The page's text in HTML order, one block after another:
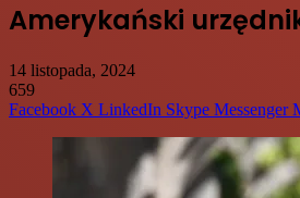
Amerykański
14 listopada, 2024
659
Facebook X LinkedIn Skype Messenger